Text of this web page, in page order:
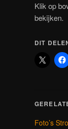
Klik op
bekijken.
DIT
Foto’s